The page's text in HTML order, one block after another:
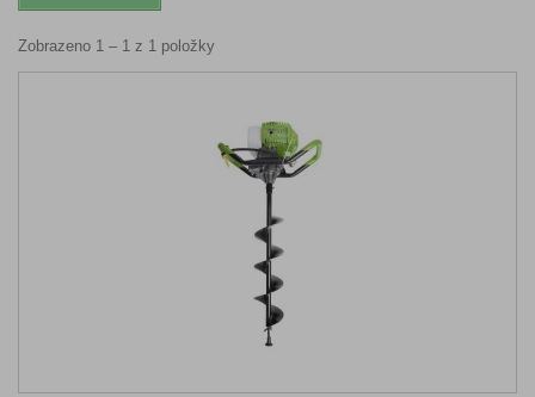
Zobrazeno 1 – 1 z 1 položky